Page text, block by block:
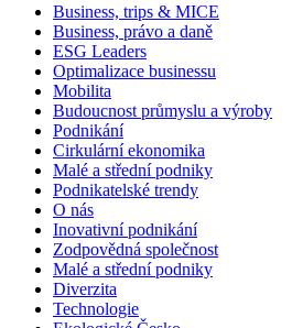
Business, trips & MICE
Business, právo a daně
ESG Leaders
Optimalizace businessu
Mobilita
Budoucnost průmyslu a výroby
Podnikání
Cirkulární ekonomika
Malé a střední podniky
Podnikatelské trendy
O nás
Inovativní podnikání
Zodpovědná společnost
Malé a střední podniky
Diverzita
Technologie